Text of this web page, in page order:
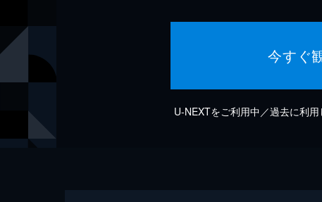
今すぐ
U-NEXTをご利用中／過去に利